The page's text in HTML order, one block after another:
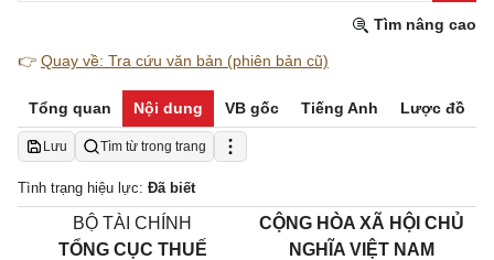
Tìm nâng cao
👉 Quay về: Tra cứu văn bản (phiên bản cũ)
Tổng quan Nội dung VB gốc Tiếng Anh Lược đồ
Lưu Tìm từ trong trang
Tình trạng hiệu lực: Đã biết
BỘ TÀI CHÍNH
TỔNG CỤC THUẾ
CỘNG HÒA XÃ HỘI CHỦ
NGHĨA VIỆT NAM